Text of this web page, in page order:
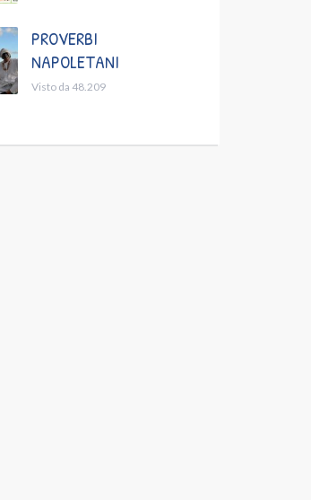
PROVERBI
NAPOLETANI
Visto da 48.209